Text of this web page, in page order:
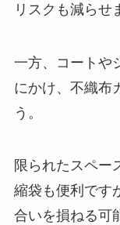
リスクも減らせ
一方、コートや
にかけ、不織布
う。
限られたスペー
縮袋も便利です
合いを損ねる可